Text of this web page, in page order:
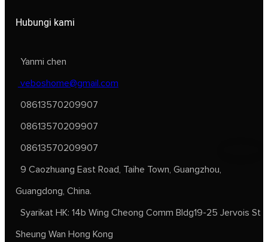
Hubungi kami
Yanmi chen
veboshome@gmail.com
08613570209907
08613570209907
08613570209907
9 Caozhuang East Road, Taihe Town, Guangzhou,
Guangdong, China.
Syarikat HK: 14b Wing Cheong Comm Bldg19-25 Jervois St
Sheung Wan Hong Kong